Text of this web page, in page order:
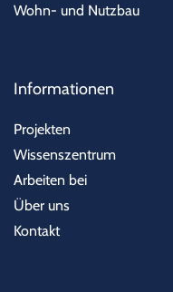
Wohn- und Nutzbau
Informationen
Projekten
Wissenszentrum
Arbeiten bei
Über uns
Kontakt